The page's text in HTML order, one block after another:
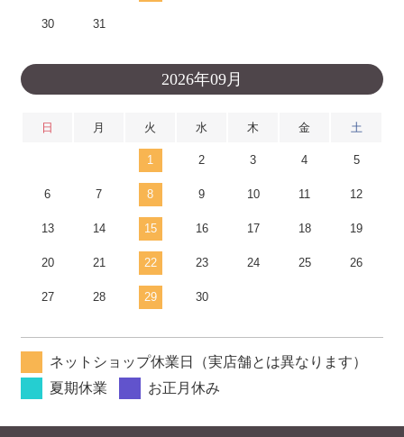
30 31
2026年09月
日 月 火 水 木 金 土
1 2 3 4 5
6 7 8 9 10 11 12
13 14 15 16 17 18 19
20 21 22 23 24 25 26
27 28 29 30
ネットショップ休業日（実店舗とは異なります）
夏期休業
お正月休み